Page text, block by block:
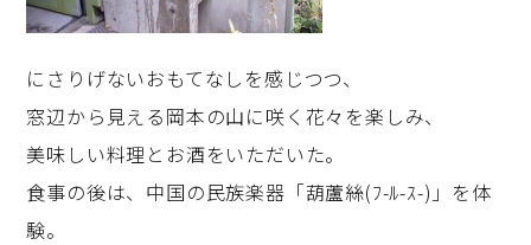
にさりげないおもてなしを感じつつ、
窓辺から見える岡本の山に咲く花々を楽しみ、
美味しい料理とお酒をいただいた。
食事の後は、中国の民族楽器「葫蘆絲(ﾌ-ﾙ-ｽ-)」を体
験。